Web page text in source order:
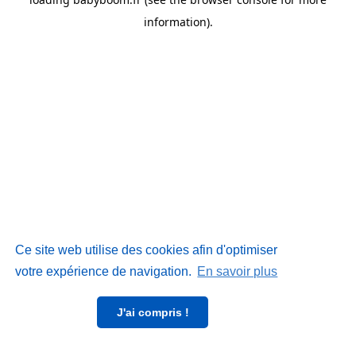
Ce site web utilise des cookies afin d'optimiser
votre expérience de navigation. En savoir plus
J'ai compris !
information).